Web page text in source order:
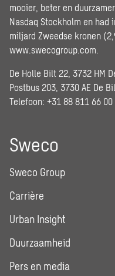
mooier, beter en
Nasdaq Stockholm en had
miljard Zweedse kronen
www.swecogroup.com
De Holle Bilt 22, 3732 HM
Postbus 203, 3730 AE De
Telefoon: +31 88 811 66 00
Sweco
Sweco Group
Carrière
Urban Insight
Duurzaamheid
Pers en media